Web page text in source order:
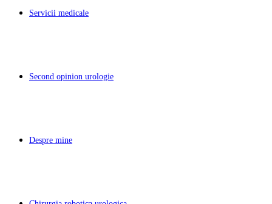
Servicii medicale
Second opinion urologie
Despre mine